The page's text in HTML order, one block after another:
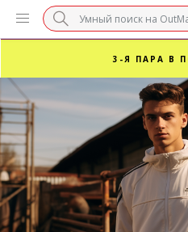
БЕЗ НАЦЕНКИ
3-Я ПАРА В
ПОСЛЕДНИЕ
СУПЕРАКЦИЯ 🔥